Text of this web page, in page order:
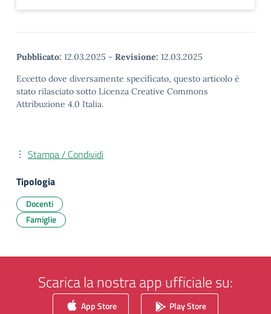
Pubblicato: 12.03.2025 - Revisione: 12.03.2025
Eccetto dove diversamente specificato, questo articolo è
stato rilasciato sotto Licenza Creative Commons
Attribuzione 4.0 Italia.
Stampa / Condividi
Tipologia
Docenti
Famiglie
Scarica la nostra app ufficiale su:
App Store Play Store